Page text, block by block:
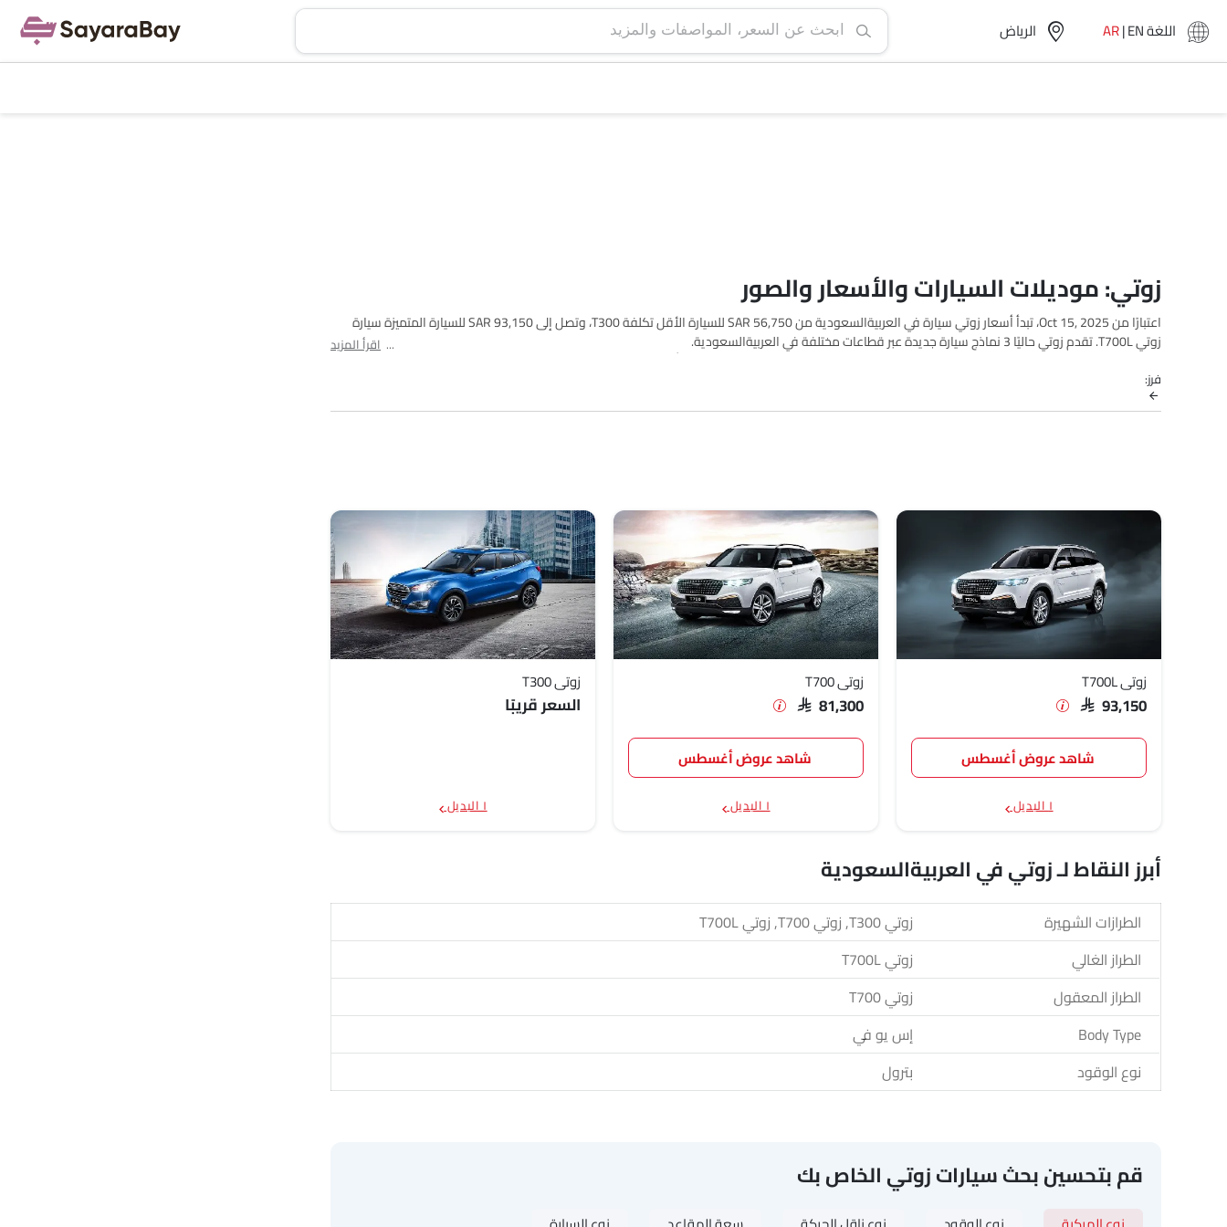
الرياض‎ اللغةEN
|
AR
زوتي: موديلات السيارات والأسعار والصور
اعتبارًا من Oct 15, 2025، تبدأ أسعار زوتي سيارة في العربيةالسعودية من SAR 56,750 للسيارة الأقل تكلفة T300، وتصل إلى SAR 93,150 للسيارة المتميزة سيارة
زوتي T700L. تقدم زوتي حاليًا 3 نماذج سيارة جديدة عبر قطاعات مختلفة في العربيةالسعودية.
نماذج زوتي قائمة الأسعار
اقرأ المزيد
فرز:
زوتي T700L
SAR 93,150
شاهد عروض أغسطس
١ البديل
زوتي T700
SAR 81,300
شاهد عروض أغسطس
١ البديل
زوتي T300
السعر قريبًا
١ البديل
أبرز النقاط لـ زوتي في العربيةالسعودية
الطرازات الشهيرة
زوتي T300, زوتي T700, زوتي T700L
الطراز الغالي
زوتي T700L
الطراز المعقول
زوتي T700
Body Type
إس يو في
نوع الوقود
بترول
قم بتحسين بحث سيارات زوتي الخاص بك